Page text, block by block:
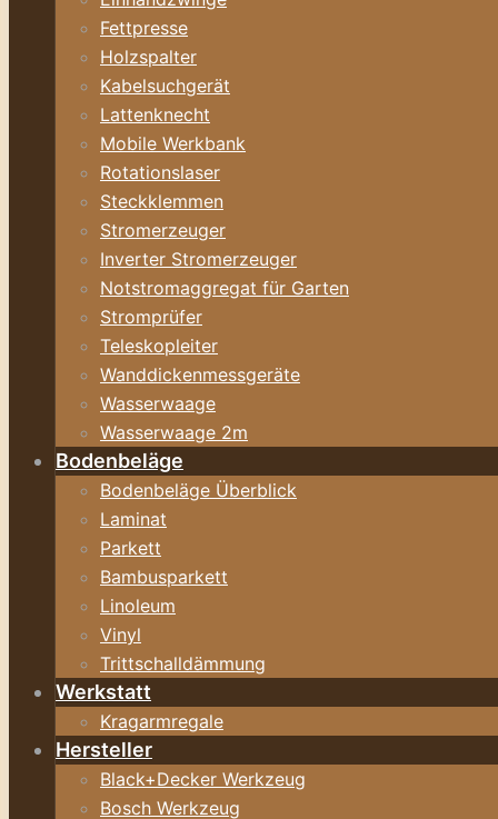
Fettpresse
Holzspalter
Kabelsuchgerät
Lattenknecht
Mobile Werkbank
Rotationslaser
Steckklemmen
Stromerzeuger
Inverter Stromerzeuger
Notstromaggregat für Garten
Stromprüfer
Teleskopleiter
Wanddickenmessgeräte
Wasserwaage
Wasserwaage 2m
Bodenbeläge
Bodenbeläge Überblick
Laminat
Parkett
Bambusparkett
Linoleum
Vinyl
Trittschalldämmung
Werkstatt
Kragarmregale
Hersteller
Black+Decker Werkzeug
Bosch Werkzeug